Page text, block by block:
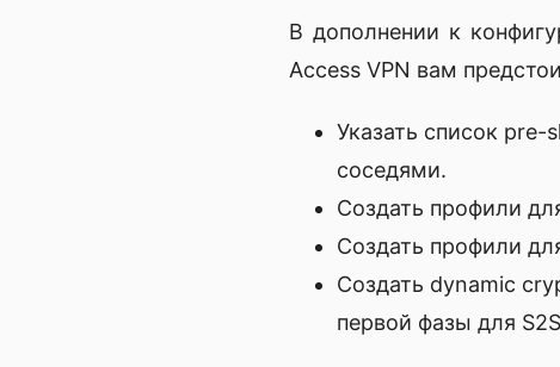
В дополнении к
Access VPN вам
Указать список
соседями.
Создать профили
Создать профили
Создать dynamic
первой фазы для